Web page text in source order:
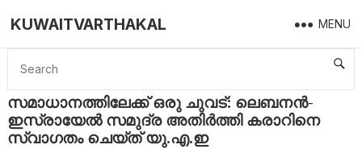
KUWAITVARTHAKAL MENU
Home UAE സമാധാനത്തിലേക്ക് ഒരു ചുവട്: ലെബനൻ-ഇസ്രായേൽ സമുദ്ര അതിർത്തി കരാറിനെ സ്വാഗതം ചെയ്ത് യു.എ.ഇ
സമാധാനത്തിലേക്ക് ഒരു ചുവട്: ലെബനൻ-
ഇസ്രായേൽ സമുദ്ര അതിർത്തി കരാറിനെ
സ്വാഗതം ചെയ്ത് യു.എ.ഇ